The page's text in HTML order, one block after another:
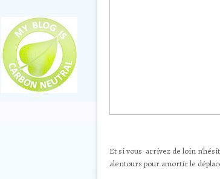
Et si vous arrivez de loin
alentours pour amortir le